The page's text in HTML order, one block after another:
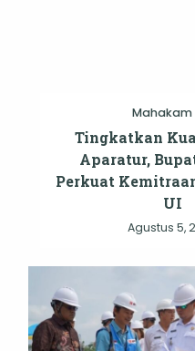
Mahakam
Tingkatkan
Aparatur,
Perkuat
UI
Agustus 5,